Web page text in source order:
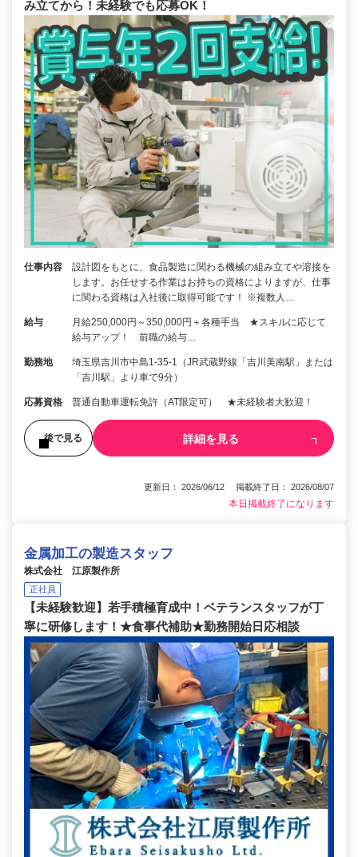
み立てから！未経験でも応募OK！
仕事内容
設計図をもとに、食品製造に関わる機械の組み立てや溶接を
します。お任せする作業はお持ちの資格によりますが、仕事
に関わる資格は入社後に取得可能です！ ※複数人…
給与
月給250,000円～350,000円＋各種手当 ★スキルに応じて
給与アップ！ 前職の給与…
勤務地
埼玉県吉川市中島1-35-1（JR武蔵野線「吉川美南駅」または
「吉川駅」より車で9分）
応募資格 普通自動車運転免許（AT限定可） ★未経験者大歓迎！
後で見る 詳細を見る
更新日： 2026/06/12 掲載終了日： 2026/08/07
本日掲載終了になります
金属加工の製造スタッフ
株式会社 江原製作所
正社員
【未経験歓迎】若手積極育成中！ベテランスタッフが丁
寧に研修します！★食事代補助★勤務開始日応相談